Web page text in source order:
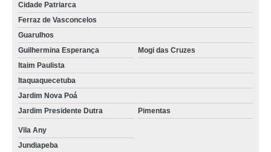
orçamento de laje de concreto Tucuruvi
orçamento de laje de concreto treliçada Sumaré
laje concreto pré moldada Salesópolis
laje de concreto maciço Cidade Tiradentes
orçamento de laje de concreto usinado Casa Verde
lajes de concreto maciço Parque São Rafael
lajes de concreto treliçada Jaçanã
Cidade Patriarca
Ferraz de Vasconcelos
Guarulhos
Guilhermina Esperança
Mogi das Cruzes
Itaim Paulista
Itaquaquecetuba
Jardim Nova Poá
Jardim Presidente Dutra
Pimentas
Vila Any
Jundiapeba